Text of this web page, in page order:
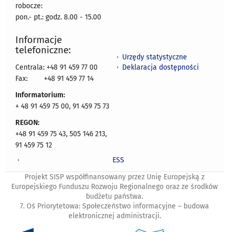
robocze:
pon.- pt.: godz. 8.00 - 15.00
Informacje
telefoniczne:
Centrala: +48 91 459 77 00
Fax:
+48 91 459 77 14
Informatorium:
+ 48 91 459 75 00, 91 459 75 73
REGON:
+48 91 459 75 43, 505 146 213,
91 459 75 12
Urzędy statystyczne
Deklaracja dostępności
ESS
Projekt SISP współfinansowany przez Unię Europejską z
Europejskiego Funduszu Rozwoju Regionalnego oraz ze środków
budżetu państwa.
7. Oś Priorytetowa: Społeczeństwo informacyjne – budowa
elektronicznej administracji.